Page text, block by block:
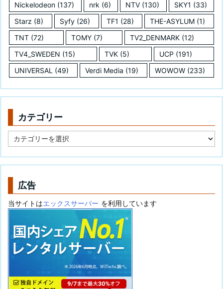
Nickelodeon (137) nrk (6) NTV (130) SKY1 (33)
Starz (8) Syfy(26) TF1 (28) THE-ASYLUM (1)
TNT (72) TOMY (7) TV2_DENMARK (12)
TV4_SWEDEN (15) TVK (5) UCP (191)
UNIVERSAL (49) Verdi Media (19) WOWOW (233)
カテゴリー
テ
リ
広告
当サイトはエックスサーバー を利用しています